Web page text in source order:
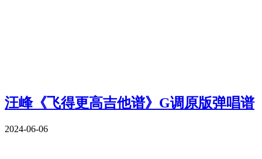
汪峰《飞得更高吉他谱》G调原版弹唱谱
2024-06-06